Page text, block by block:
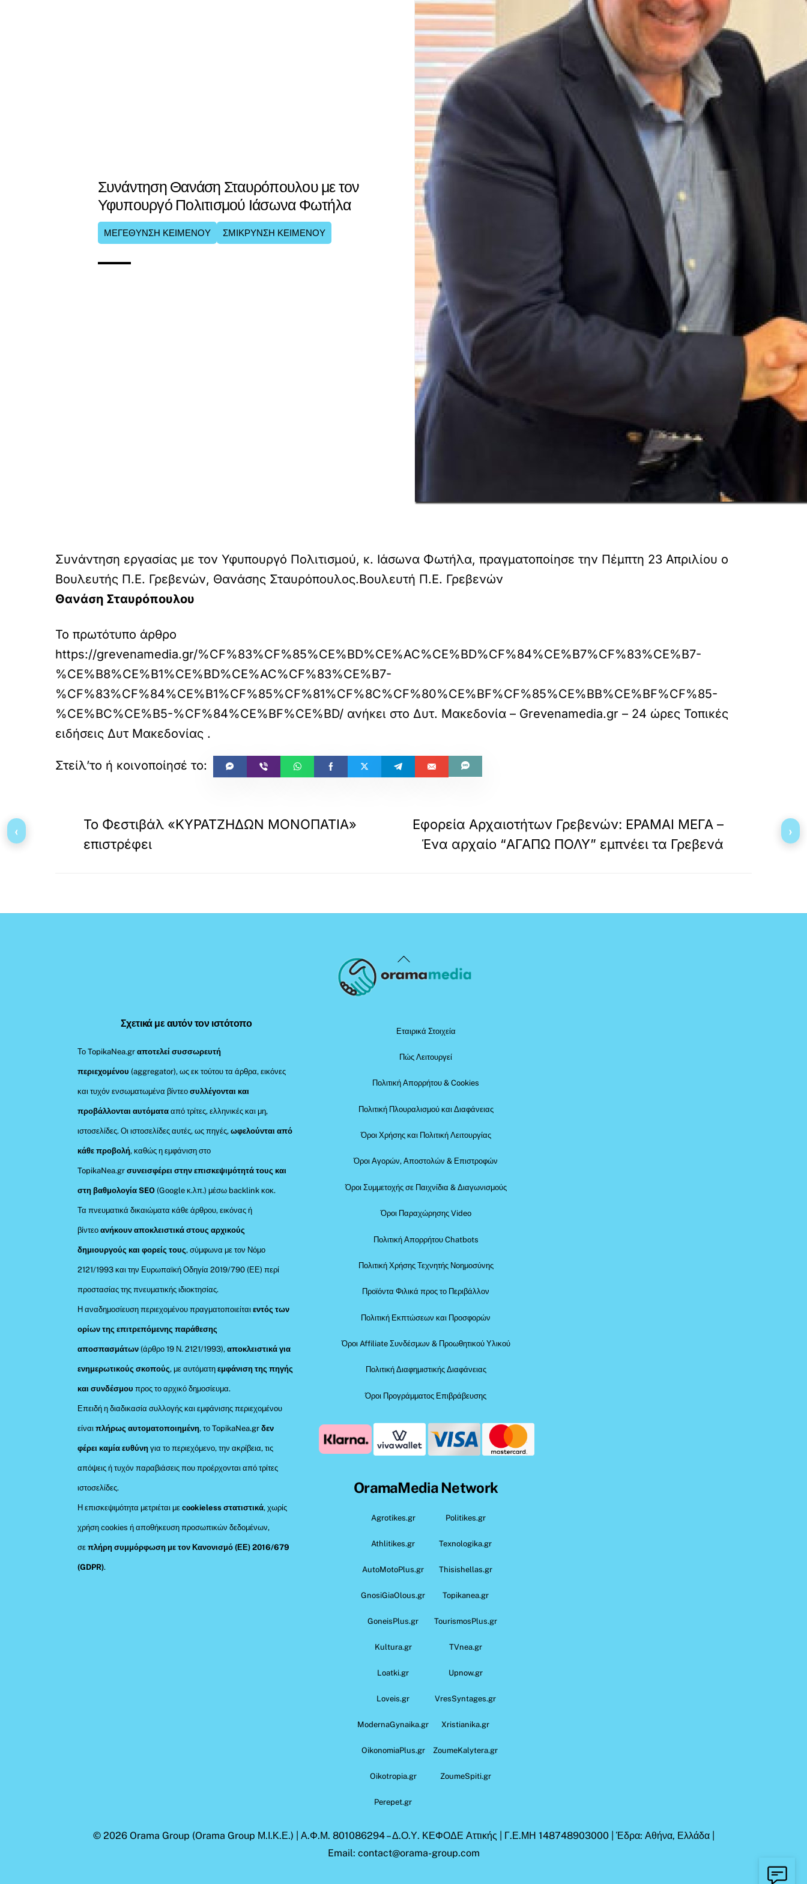
Συνάντηση Θανάση Σταυρόπουλου με τον
Υφυπουργό Πολιτισμού Ιάσωνα Φωτήλα
ΜΕΓΕΘΥΝΣΗ ΚΕΙΜΕΝΟΥ ΣΜΙΚΡΥΝΣΗ ΚΕΙΜΕΝΟΥ
Συνάντηση εργασίας με τον Υφυπουργό Πολιτισμού, κ. Ιάσωνα Φωτήλα, πραγματοποίησε την Πέμπτη 23 Απριλίου ο
Βουλευτής Π.Ε. Γρεβενών, Θανάσης Σταυρόπουλος.Βουλευτή Π.Ε. Γρεβενών
Θανάση Σταυρόπουλου
Το πρωτότυπο άρθρο
https://grevenamedia.gr/%CF%83%CF%85%CE%BD%CE%AC%CE%BD%CF%84%CE%B7%CF%83%CE%B7-
%CE%B8%CE%B1%CE%BD%CE%AC%CF%83%CE%B7-
%CF%83%CF%84%CE%B1%CF%85%CF%81%CF%8C%CF%80%CE%BF%CF%85%CE%BB%CE%BF%CF%85-
%CE%BC%CE%B5-%CF%84%CE%BF%CE%BD/ ανήκει στο Δυτ. Μακεδονία – Grevenamedia.gr – 24 ώρες Τοπικές
ειδήσεις Δυτ Μακεδονίας .
Το Φεστιβάλ «ΚΥΡΑΤΖΗΔΩΝ ΜΟΝΟΠΑΤΙΑ»
επιστρέφει
Εφορεία Αρχαιοτήτων Γρεβενών: ΕΡΑΜΑΙ ΜΕΓΑ –
Ένα αρχαίο “ΑΓΑΠΩ ΠΟΛΥ” εμπνέει τα Γρεβενά
Back
To
Σχετικά με αυτόν τον ιστότοπο
Το TopikaNea.grαποτελεί συσσωρευτή
περιεχομένου (aggregator), ως εκ τούτου τα άρθρα, εικόνες
και τυχόν ενσωματωμένα βίντεοσυλλέγονται και
προβάλλονται αυτόματααπό τρίτες, ελληνικές και μη,
ιστοσελίδες. Οι ιστοσελίδες αυτές, ως πηγές,ωφελούνται από
κάθε προβολή, καθώς η εμφάνιση στο
TopikaNea.gr συνεισφέρει στην επισκεψιμότητά τους και
στη βαθμολογία SEO (Google κ.λπ.) μέσω backlink κοκ.
Τα πνευματικά δικαιώματα κάθε άρθρου, εικόνας ή
βίντεοανήκουν αποκλειστικά στους αρχικούς
δημιουργούς και φορείς τους, σύμφωνα με τον Νόμο
2121/1993 και την Ευρωπαϊκή Οδηγία 2019/790 (ΕΕ) περί
προστασίας της πνευματικής ιδιοκτησίας.
Η αναδημοσίευση περιεχομένου πραγματοποιείταιεντός των
ορίων της επιτρεπόμενης παράθεσης
αποσπασμάτων (άρθρο 19 Ν. 2121/1993), αποκλειστικά για
ενημερωτικούς σκοπούς, με αυτόματηεμφάνιση της πηγής
και συνδέσμου προς το αρχικό δημοσίευμα.
Επειδή η διαδικασία συλλογής και εμφάνισης περιεχομένου
είναιπλήρως αυτοματοποιημένη, το TopikaNea.grδεν
φέρει καμία ευθύνη για το περιεχόμενο, την ακρίβεια, τις
απόψεις ή τυχόν παραβιάσεις που προέρχονται από τρίτες
ιστοσελίδες.
Η επισκεψιμότητα μετριέται μεcookieless στατιστικά, χωρίς
χρήση cookies ή αποθήκευση προσωπικών δεδομένων,
σεπλήρη συμμόρφωση με τον Κανονισμό (ΕΕ) 2016/679
(GDPR).
Εταιρικά Στοιχεία
Πώς Λειτουργεί
Πολιτική Απορρήτου & Cookies
Πολιτική Πλουραλισμού και Διαφάνειας
Όροι Χρήσης και Πολιτική Λειτουργίας
Όροι Αγορών, Αποστολών & Επιστροφών
Όροι Συμμετοχής σε Παιχνίδια & Διαγωνισμούς
Όροι Παραχώρησης Video
Πολιτική Απορρήτου Chatbots
Πολιτική Χρήσης Τεχνητής Νοημοσύνης
Προϊόντα Φιλικά προς το Περιβάλλον
Πολιτική Εκπτώσεων και Προσφορών
Όροι Affiliate Συνδέσμων & Προωθητικού Υλικού
Πολιτική Διαφημιστικής Διαφάνειας
Όροι Προγράμματος Επιβράβευσης
OramaMedia Network
Agrotikes.gr Politikes.gr
Athlitikes.gr Texnologika.gr
AutoMotoPlus.gr Thisishellas.gr
GnosiGiaOlous.gr Topikanea.gr
GoneisPlus.gr TourismosPlus.gr
Kultura.gr TVnea.gr
Loatki.gr Upnow.gr
Loveis.gr VresSyntages.gr
ModernaGynaika.gr Xristianika.gr
OikonomiaPlus.gr ZoumeKalytera.gr
Oikotropia.gr ZoumeSpiti.gr
Perepet.gr
© 2026 Orama Group (Orama Group Μ.Ι.Κ.Ε.) | Α.Φ.Μ. 801086294 – Δ.Ο.Υ. ΚΕΦΟΔΕ Αττικής | Γ.Ε.ΜΗ 148748903000 | Έδρα: Αθήνα, Ελλάδα |
Email: contact@orama-group.com
‹ ›